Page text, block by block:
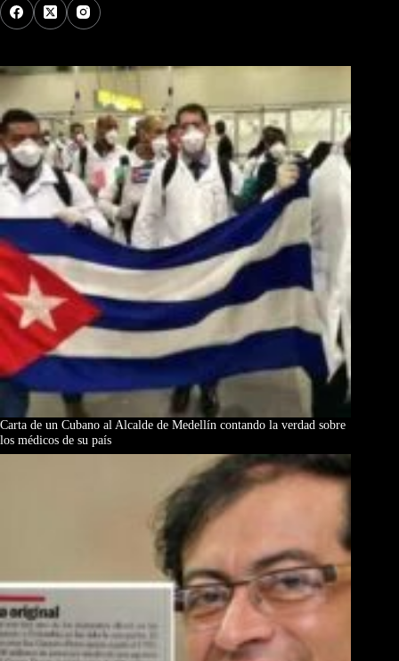
Carta de un Cubano al Alcalde de Medellín contando la verdad sobre
los médicos de su país